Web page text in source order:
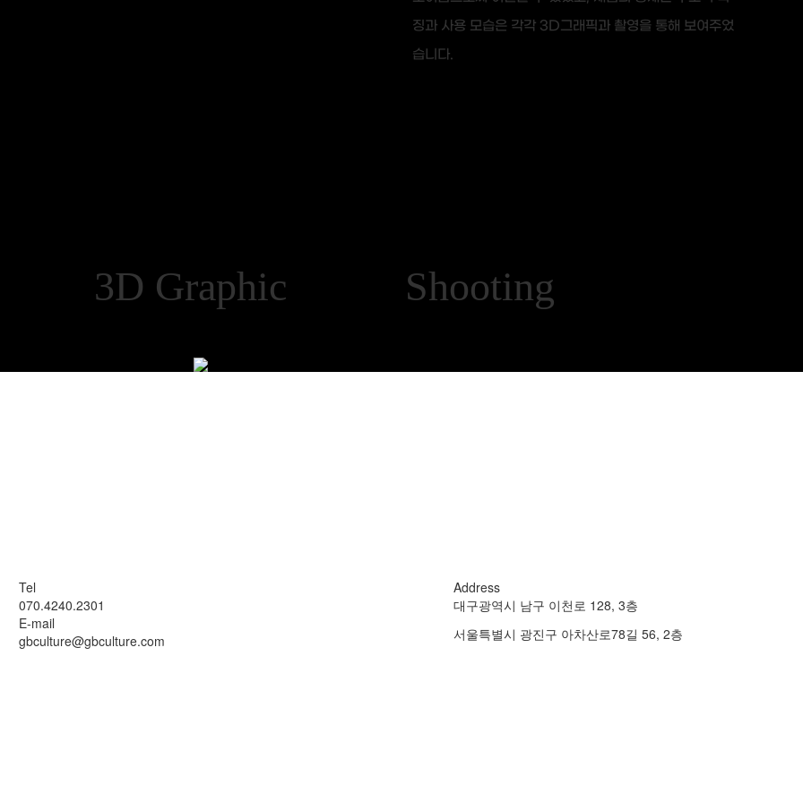
징과 사용 모습은 각각 3D그래픽과 촬영을 통해 보여주었
습니다.
3D Graphic Shooting
Tel
070.4240.2301
E-mail
gbculture@gbculture.com
Address
대구광역시 남구 이천로 128, 3층
서울특별시 광진구 아차산로78길 56, 2층